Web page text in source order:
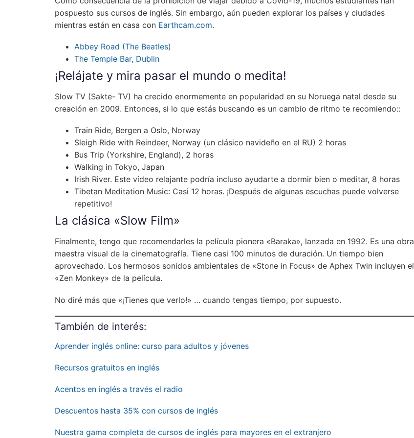
pospuesto sus cursos de inglés. Sin embargo, aún pueden explorar los países y ciudades
mientras están en casa con Earthcam.com.
Abbey Road (The Beatles)
The Temple Bar, Dublin
¡Relájate y mira pasar el mundo o medita!
Slow TV (Sakte- TV) ha crecido enormemente en popularidad en su Noruega natal desde su
creación en 2009. Entonces, si lo que estás buscando es un cambio de ritmo te recomiendo::
Train Ride, Bergen a Oslo, Norway
Sleigh Ride with Reindeer, Norway (un clásico navideño en el RU) 2 horas
Bus Trip (Yorkshire, England), 2 horas
Walking in Tokyo, Japan
Irish River. Este vídeo relajante podría incluso ayudarte a dormir bien o meditar, 8 horas
Tibetan Meditation Music: Casi 12 horas. ¡Después de algunas escuchas puede volverse
repetitivo!
La clásica «Slow Film»
Finalmente, tengo que recomendarles la película pionera «Baraka», lanzada en 1992. Es una obra
maestra visual de la cinematografía. Tiene casi 100 minutos de duración. Un tiempo bien
aprovechado. Los hermosos sonidos ambientales de «Stone in Focus» de Aphex Twin incluyen el
«Zen Monkey» de la película.
No diré más que «¡Tienes que verlo!» … cuando tengas tiempo, por supuesto.
También de interés:
Aprender inglés online: curso para adultos y jóvenes
Recursos gratuitos en inglés
Acentos en inglés a través el radio
Descuentos hasta 35% con cursos de inglés
Nuestra gama completa de cursos de inglés para mayores en el extranjero